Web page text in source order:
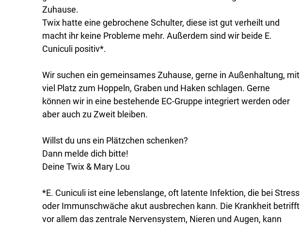
Zuhause.
Twix hatte eine gebrochene Schulter, diese ist gut verheilt und
macht ihr keine Probleme mehr. Außerdem sind wir beide E.
Cuniculi positiv*.
Wir suchen ein gemeinsames Zuhause, gerne in Außenhaltung, mit
viel Platz zum Hoppeln, Graben und Haken schlagen. Gerne
können wir in eine bestehende EC-Gruppe integriert werden oder
aber auch zu Zweit bleiben.
Willst du uns ein Plätzchen schenken?
Dann melde dich bitte!
Deine Twix & Mary Lou
*E. Cuniculi ist eine lebenslange, oft latente Infektion, die bei Stress
oder Immunschwäche akut ausbrechen kann. Die Krankheit betrifft
vor allem das zentrale Nervensystem, Nieren und Augen, kann